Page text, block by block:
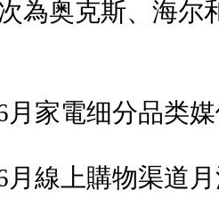
為奥克斯、海尔
家電细分品类媒
線上購物渠道月